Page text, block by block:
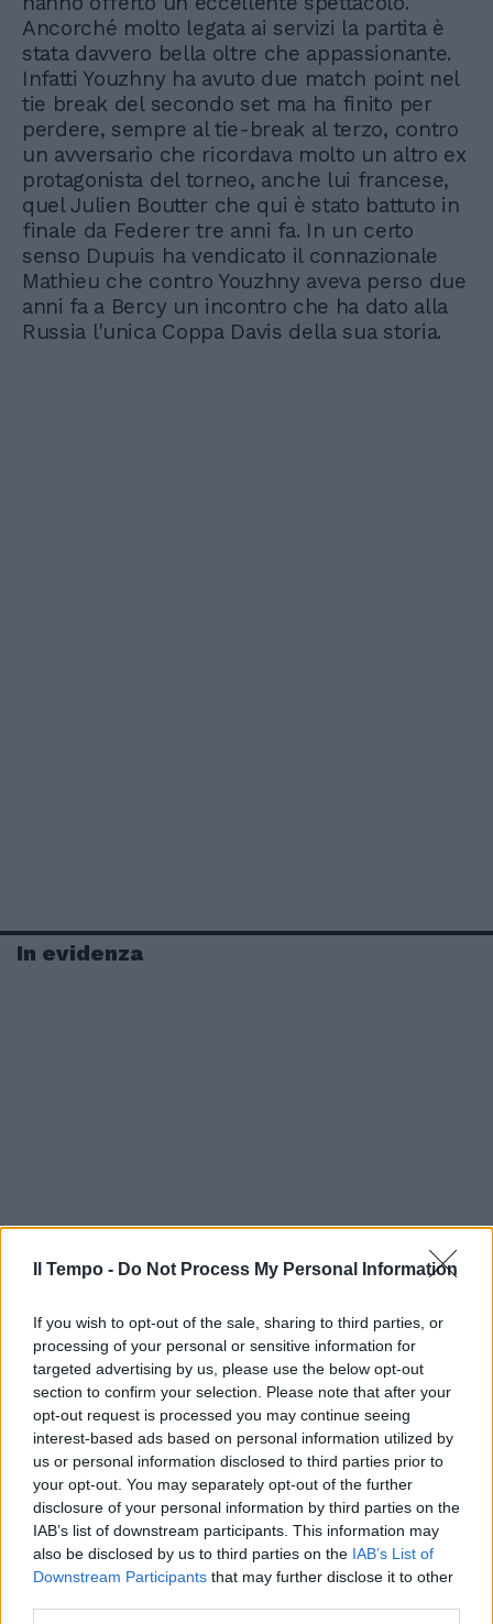
Il Tempo - Do Not Process My Personal Information
If you wish to opt-out of the sale, sharing to third parties, or
processing of your personal or sensitive information for
targeted advertising by us, please use the below opt-out
section to confirm your selection. Please note that after your
opt-out request is processed you may continue seeing
interest-based ads based on personal information utilized by
us or personal information disclosed to third parties prior to
your opt-out. You may separately opt-out of the further
disclosure of your personal information by third parties on the
IAB’s list of downstream participants. This information may
also be disclosed by us to third parties on the IAB’s List of
Downstream Participants that may further disclose it to other
Ancorché molto legata ai servizi la partita è
stata davvero bella oltre che appassionante.
Infatti Youzhny ha avuto due match point nel
tie break del secondo set ma ha finito per
perdere, sempre al tie-break al terzo, contro
un avversario che ricordava molto un altro ex
protagonista del torneo, anche lui francese,
quel Julien Boutter che qui è stato battuto in
finale da Federer tre anni fa. In un certo
senso Dupuis ha vendicato il connazionale
Mathieu che contro Youzhny aveva perso due
anni fa a Bercy un incontro che ha dato alla
Russia l'unica Coppa Davis della sua storia.
In evidenza